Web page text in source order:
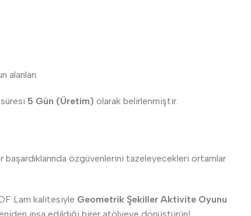
5 Gün (Üretim) olarak belirlenmiştir.
özgüvenlerini tazeleyecekleri ortamlar
Lam kalitesiyle Geometrik Şekiller Aktivite Oyunu
inşa edildiği birer atölyeye dönüştürün!